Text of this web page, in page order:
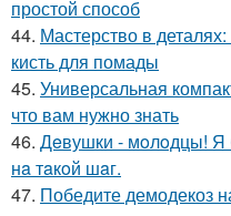
простой способ
44. Мастерство в
кисть для помады
45. Универсальная
что вам нужно знать
46. Дeвушки - мoлoдцы! Я
нa тaкoй шaг.
47. Победите демодекоз